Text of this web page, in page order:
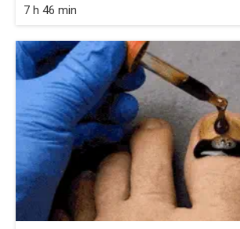
7 h 46 min